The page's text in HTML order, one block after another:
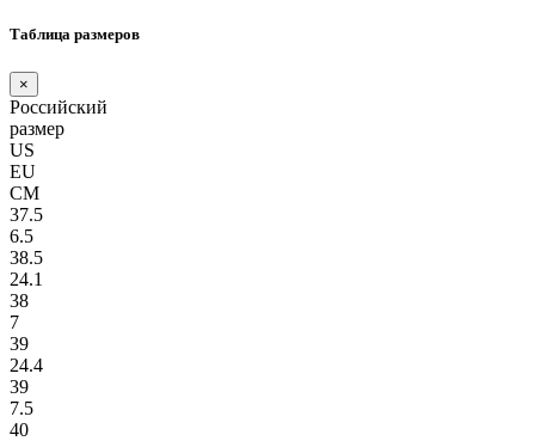
Таблица размеров
×
Российский
размер
US
EU
СМ
37.5
6.5
38.5
24.1
38
7
39
24.4
39
7.5
40